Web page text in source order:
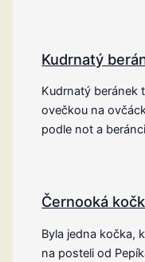
Kudrnatý
Kudrnatý beránek
ovečkou na
podle not a
Černooká
Byla jedna kočka,
na posteli od